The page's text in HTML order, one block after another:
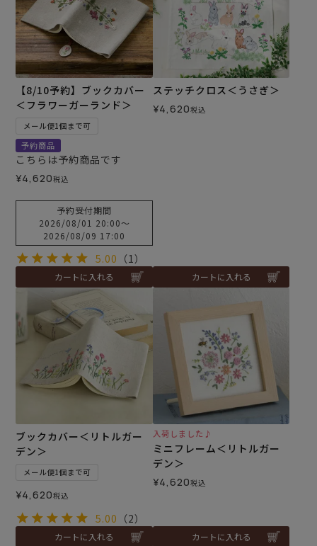
【8/10予約】ブックカバー
＜フラワーガーランド＞
メール便1個まで可
予約商品
こちらは予約商品です
¥4,620税込
予約受付期間
2026/08/01 20:00〜
2026/08/09 17:00
5.00 （1）
カートに入れる
ステッチクロス＜うさぎ＞
¥4,620税込
カートに入れる
ブックカバー＜リトルガー
デン＞
メール便1個まで可
¥4,620税込
5.00 （2）
カートに入れる
入荷しました♪
ミニフレーム＜リトルガー
デン＞
¥4,620税込
カートに入れる